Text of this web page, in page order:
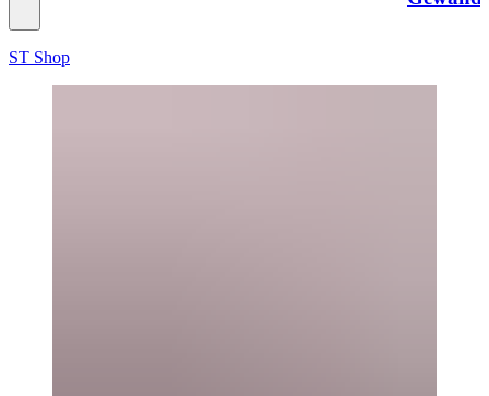
ST Shop